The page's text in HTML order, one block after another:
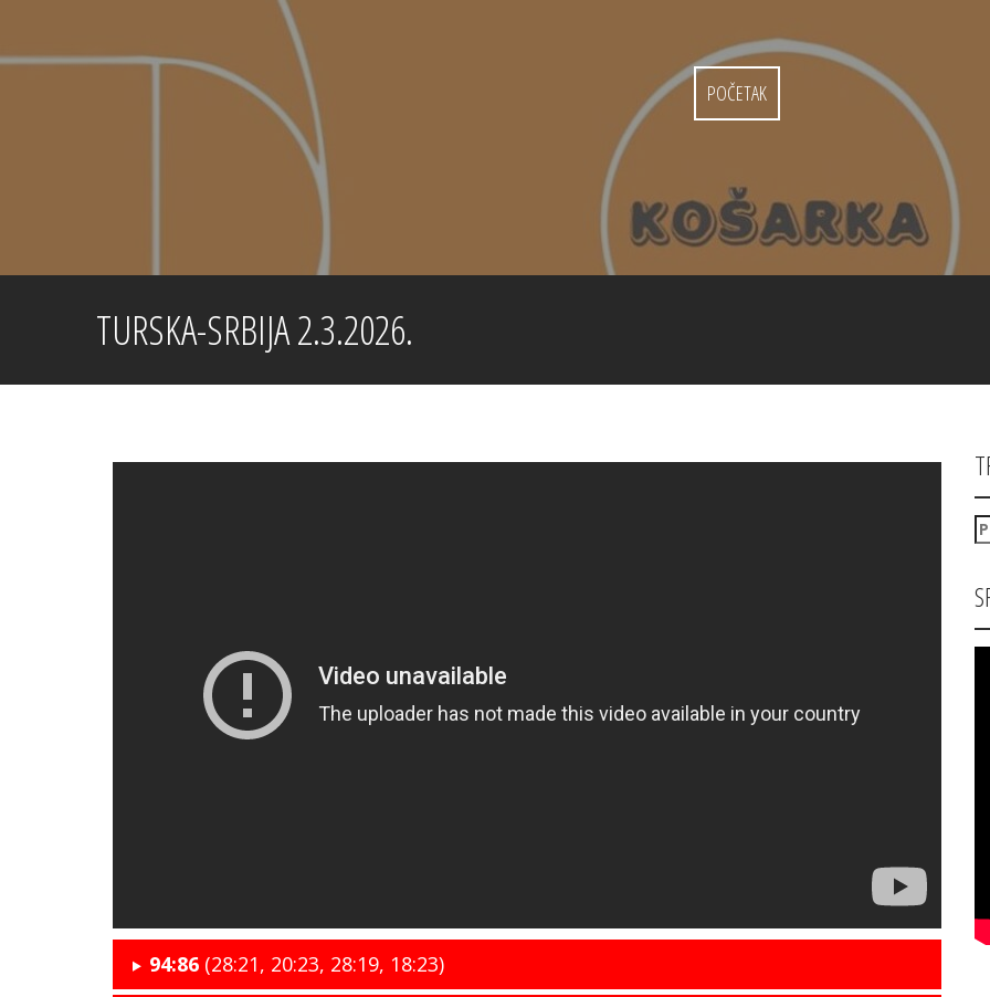
content
POČETAK
TURSKA-SRBIJA 2.3.2026.
94:86(28:21, 20:23, 28:19, 18:23)